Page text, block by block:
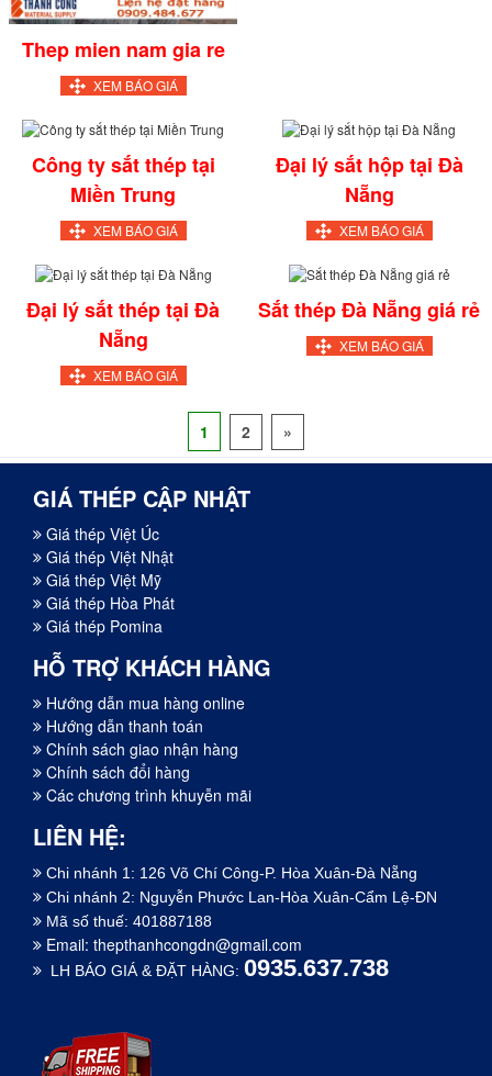
Thep mien nam gia re
XEM BÁO GIÁ
Công ty sắt thép tại
Miền Trung
XEM BÁO GIÁ
Đại lý sắt hộp tại Đà
Nẵng
XEM BÁO GIÁ
Đại lý sắt thép tại Đà
Nẵng
XEM BÁO GIÁ
Sắt thép Đà Nẵng giá rẻ
XEM BÁO GIÁ
1 2 »
GIÁ THÉP CẬP NHẬT
Giá thép Việt Úc
Giá thép Việt Nhật
Giá thép Việt Mỹ
Giá thép Hòa Phát
Giá thép Pomina
HỖ TRỢ KHÁCH HÀNG
Hướng dẫn mua hàng online
Hướng dẫn thanh toán
Chính sách giao nhận hàng
Chính sách đổi hàng
Các chương trình khuyễn mãi
LIÊN HỆ:
Chi nhánh 1: 126 Võ Chí Công-P. Hòa Xuân-Đà Nẵng
Chi nhánh 2: Nguyễn Phước Lan-Hòa Xuân-Cẩm Lệ-ĐN
Mã số thuế: 401887188
Email: thepthanhcongdn@gmail.com
LH BÁO GIÁ & ĐẶT HÀNG: 0935.637.738